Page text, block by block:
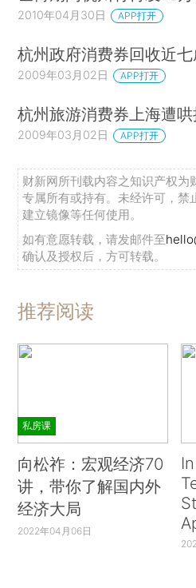
2010年04月30日 APP打开
杭州政府消费券回收近七
2009年03月02日 APP打开
杭州旅游消费券上海遭哄
2009年03月02日 APP打开
财新网所刊载内容之知识产权为
专属所有或持有。未经许可，禁
建立镜像等任何使用。
如有意愿转载，请发邮件至
确认及授权后，方可转载。
推荐阅读
私房课
向松祚：宏观经济70
讲，带你了解国内外
经济大局
2022年04月06日